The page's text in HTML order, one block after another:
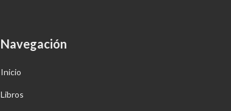
Navegación
Inicio
Libros